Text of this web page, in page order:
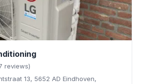
reviews)
13, 5652 AD Eindhoven,